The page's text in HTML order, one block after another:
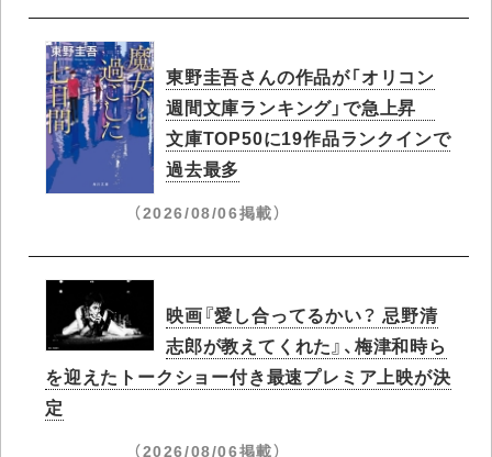
東野圭吾さんの作品が「オリコン
週間文庫ランキング」で急上昇​
文庫TOP50に19作品ランクインで
過去最多
（2026/08/06掲載）
映画『愛し合ってるかい？ 忌野清
志郎が教えてくれた』、梅津和時ら
を迎えたトークショー付き最速プレミア上映が決
定
（2026/08/06掲載）